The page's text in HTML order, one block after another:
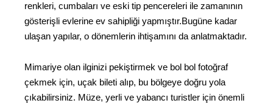
renkleri, cumbaları ve eski tip pencereleri ile zamanının
gösterişli evlerine ev sahipliği yapmıştır.Bugüne kadar
ulaşan yapılar, o dönemlerin ihtişamını da anlatmaktadır.
Mimariye olan ilginizi pekiştirmek ve bol bol fotoğraf
çekmek için, uçak bileti alıp, bu bölgeye doğru yola
çıkabilirsiniz. Müze, yerli ve yabancı turistler için önemli